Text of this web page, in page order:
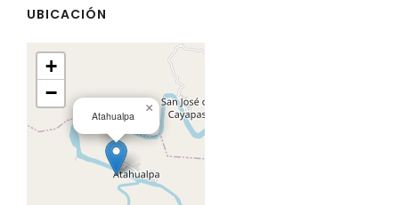
UBICACIÓN
Atahualpa
×
+
−